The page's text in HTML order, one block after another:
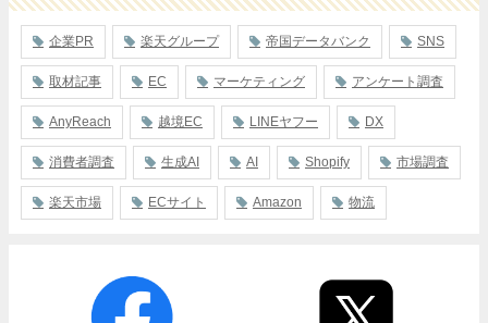
企業PR 楽天グループ 帝国データバンク SNS
取材記事 EC マーケティング アンケート調査
AnyReach 越境EC LINEヤフー DX
消費者調査 生成AI AI Shopify 市場調査
楽天市場 ECサイト Amazon 物流